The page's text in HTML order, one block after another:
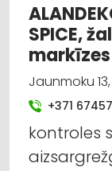
SPICE,
markīzes
Jaunmoku
+371
kontroles